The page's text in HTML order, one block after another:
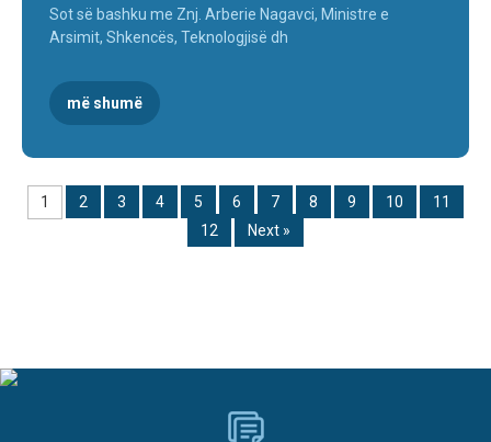
Sot së bashku me Znj. Arberie Nagavci, Ministre e
Arsimit, Shkencës, Teknologjisë dh
më shumë
1 2 3 4 5 6 7 8 9 10
11
12
Next »